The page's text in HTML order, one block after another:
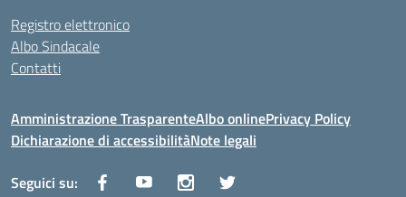
Registro elettronico
Albo Sindacale
Contatti
Amministrazione TrasparenteAlbo onlinePrivacy Policy
Dichiarazione di accessibilitàNote legali
Seguici su: